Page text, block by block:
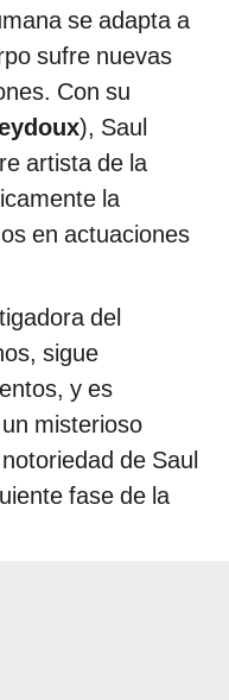
se adapta a
sufre nuevas
Con su
), Saul
artista de la
la
en actuaciones
del
sigue
y es
misterioso
de Saul
fase de la